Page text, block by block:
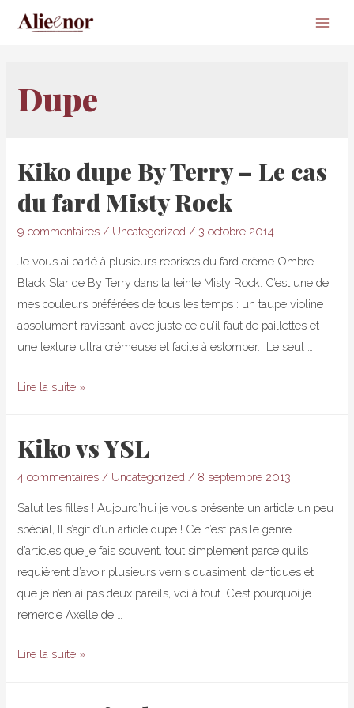
Dupe
Kiko dupe By Terry – Le cas
du fard Misty Rock
9 commentaires / Uncategorized / 3 octobre 2014
Je vous ai parlé à plusieurs reprises du fard crème Ombre
Black Star de By Terry dans la teinte Misty Rock. C’est une de
mes couleurs préférées de tous les temps : un taupe violine
absolument ravissant, avec juste ce qu’il faut de paillettes et
une texture ultra crémeuse et facile à estomper. Le seul …
Kiko
Terry
–
cas
du
fard
Misty
Rock
Lire la suite »
Kiko vs YSL
4 commentaires / Uncategorized / 8 septembre 2013
Salut les filles ! Aujourd’hui je vous présente un article un peu
spécial, Il s’agit d’un article dupe ! Ce n’est pas le genre
d’articles que je fais souvent, tout simplement parce qu’ils
requièrent d’avoir plusieurs vernis quasiment identiques et
que je n’en ai pas deux pareils, voilà tout. C’est pourquoi je
remercie Axelle de …
Kiko
Lire la suite »